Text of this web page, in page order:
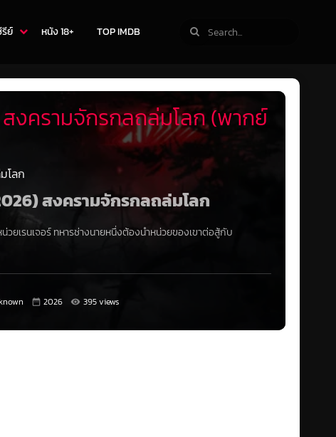
ย์ หนัง 18+ TOP IMDB
งครามจักรกลถล่มโลก (พากย์
โลก
สงครามจักรกลถล่มโลก
ยเรนเจอร์ ทหารช่างนายหนึ่งต้องนำหน่วยของเขาต่อสู้กับ
2026 395 views